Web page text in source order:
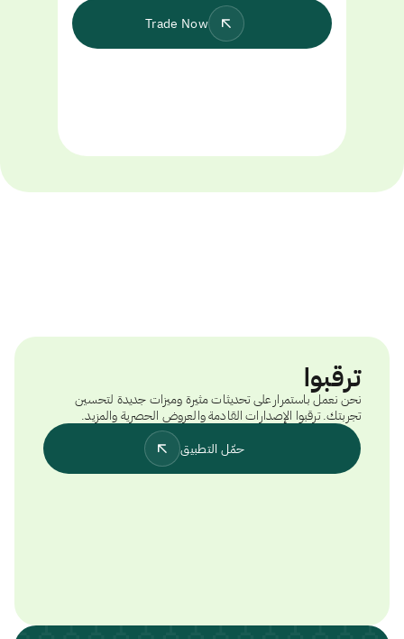
Trade Now
ترقبوا
نحن نعمل باستمرار على تحديثات مثيرة وميزات جديدة لتحسين
تجربتك. ترقبوا الإصدارات القادمة والعروض الحصرية والمزيد.
حمّل التطبيق